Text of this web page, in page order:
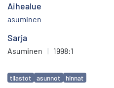
Aihealue
asuminen
Sarja
Asuminen | 1998:1
Avainsanat
tilastot asunnot hinnat